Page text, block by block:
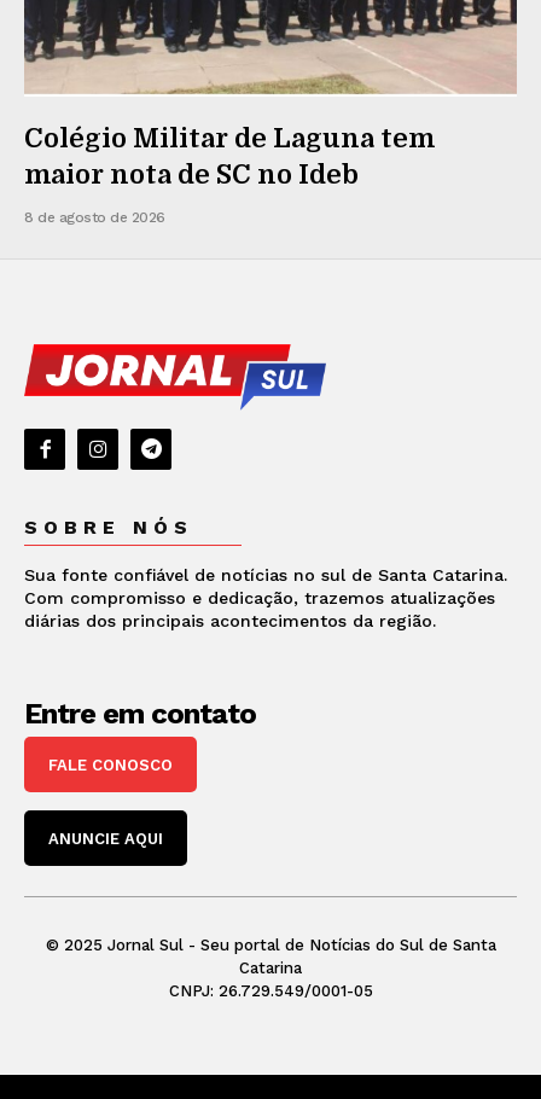
Colégio Militar de Laguna tem
maior nota de SC no Ideb
8 de agosto de 2026
SOBRE NÓS
Sua fonte confiável de notícias no sul de Santa Catarina.
Com compromisso e dedicação, trazemos atualizações
diárias dos principais acontecimentos da região.
Entre em contato
FALE CONOSCO
ANUNCIE AQUI
© 2025 Jornal Sul - Seu portal de Notícias do Sul de Santa
Catarina
CNPJ: 26.729.549/0001-05